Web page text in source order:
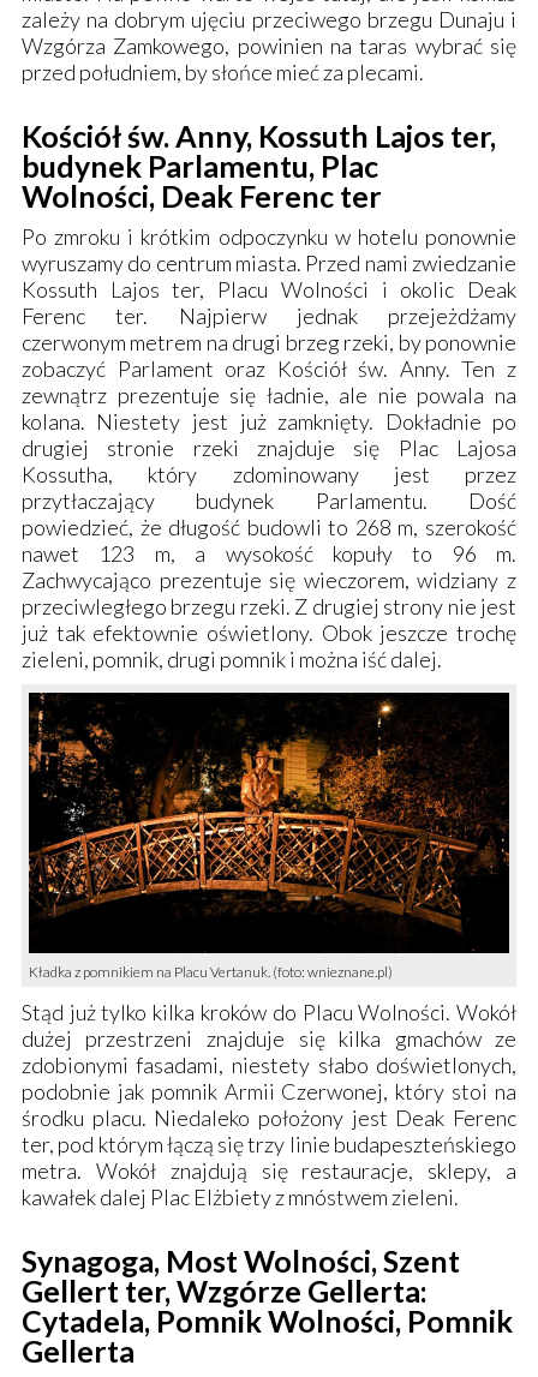
zależy na dobrym ujęciu przeciwego brzegu Dunaju i
Wzgórza Zamkowego, powinien na taras wybrać się
przed południem, by słońce mieć za plecami.
Kościół św. Anny, Kossuth Lajos ter,
budynek Parlamentu, Plac
Wolności, Deak Ferenc ter
Po zmroku i krótkim odpoczynku w hotelu ponownie
wyruszamy do centrum miasta. Przed nami zwiedzanie
Kossuth Lajos ter, Placu Wolności i okolic Deak
Ferenc ter. Najpierw jednak przejeżdżamy
czerwonym metrem na drugi brzeg rzeki, by ponownie
zobaczyć Parlament oraz Kościół św. Anny. Ten z
zewnątrz prezentuje się ładnie, ale nie powala na
kolana. Niestety jest już zamknięty. Dokładnie po
drugiej stronie rzeki znajduje się
Plac Lajosa
Kossutha, który zdominowany jest przez
przytłaczający budynek
Parlamentu. Dość
powiedzieć, że długość budowli to 268 m, szerokość
nawet 123 m, a wysokość kopuły to 96 m.
Zachwycająco prezentuje się wieczorem, widziany z
przeciwległego brzegu rzeki. Z drugiej strony nie jest
już tak efektownie oświetlony. Obok jeszcze trochę
zieleni, pomnik, drugi pomnik i można iść dalej.
Kładka z pomnikiem na Placu Vertanuk. (foto: wnieznane.pl)
Stąd już tylko kilka kroków do Placu Wolności. Wokół
dużej przestrzeni znajduje się kilka gmachów ze
zdobionymi fasadami, niestety słabo doświetlonych,
podobnie jak pomnik Armii Czerwonej, który stoi na
środku placu. Niedaleko położony jest Deak Ferenc
ter, pod którym łączą się trzy linie budapeszteńskiego
metra. Wokół znajdują się restauracje, sklepy, a
kawałek dalej Plac Elżbiety z mnóstwem zieleni.
Synagoga, Most Wolności, Szent
Gellert ter, Wzgórze Gellerta:
Cytadela, Pomnik Wolności, Pomnik
Gellerta